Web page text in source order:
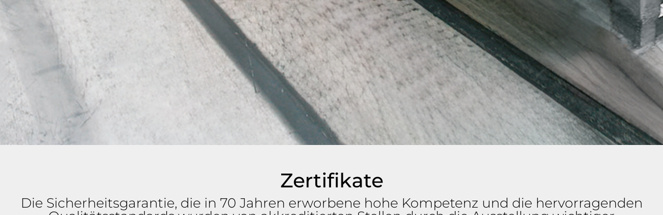
Zertifikate
Die Sicherheitsgarantie, die in 70 Jahren erworbene hohe Kompetenz und die hervorragenden